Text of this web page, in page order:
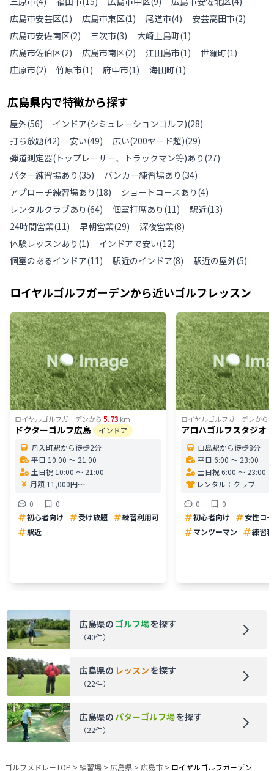
広島市安芸区(1) 広島市東区(1) 尾道市(4) 安芸高田市(2)
広島市安佐南区(2) 三次市(3) 大崎上島町(1)
広島市佐伯区(2) 広島市南区(2) 江田島市(1) 世羅町(1)
庄原市(2) 竹原市(1) 府中市(1) 海田町(1)
広島県内で特徴から探す
屋外(56) インドア(シミュレーションゴルフ)(28)
打ち放題(42) 安い(49) 広い(200ヤード超)(29)
弾道測定器(トップレーサー、トラックマン等)あり (27)
パター練習場あり (35) バンカー練習場あり (34)
アプローチ練習場あり (18) ショートコースあり (4)
レンタルクラブあり (64) 個室打席あり (11) 駅近(13)
24時間営業(11) 早朝営業(29) 深夜営業(8)
体験レッスンあり (1) インドアで安い(12)
個室のあるインドア(11) 駅近のインドア(8) 駅近の屋外(5)
ロイヤルゴルフガーデンから近いゴルフレッスン
ロイヤルゴルフガーデンから 5.73 km
ドクターゴルフ広島
インドア
舟入町駅から徒歩2分
平日 10:00 〜 21:00
土日祝 10:00 〜 21:00
月額 11,000円〜
0
0
初心者向け
受け放題
練習利用可
駅近
ロイヤルゴルフガーデンから
アロハゴルフスタジオ
白島駅から徒歩8分
平日 6:00 〜 23:00
土日祝 6:00 〜 23:00
レンタル： クラブ
0
0
初心者向け
女性コ
マンツーマン
練習
広島県の ゴルフ場を探す
（40件）
広島県の レッスンを探す
（22件）
広島県の パターゴルフ場を探す
（22件）
ゴルフメドレーTOP > 練習場 > 広島県 > 広島市 > ロイヤルゴルフガーデン